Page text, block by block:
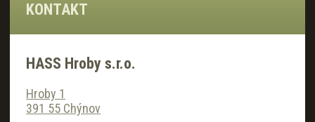
KONTAKT
HASS Hroby s.r.o.
Hroby 1
391 55 Chýnov